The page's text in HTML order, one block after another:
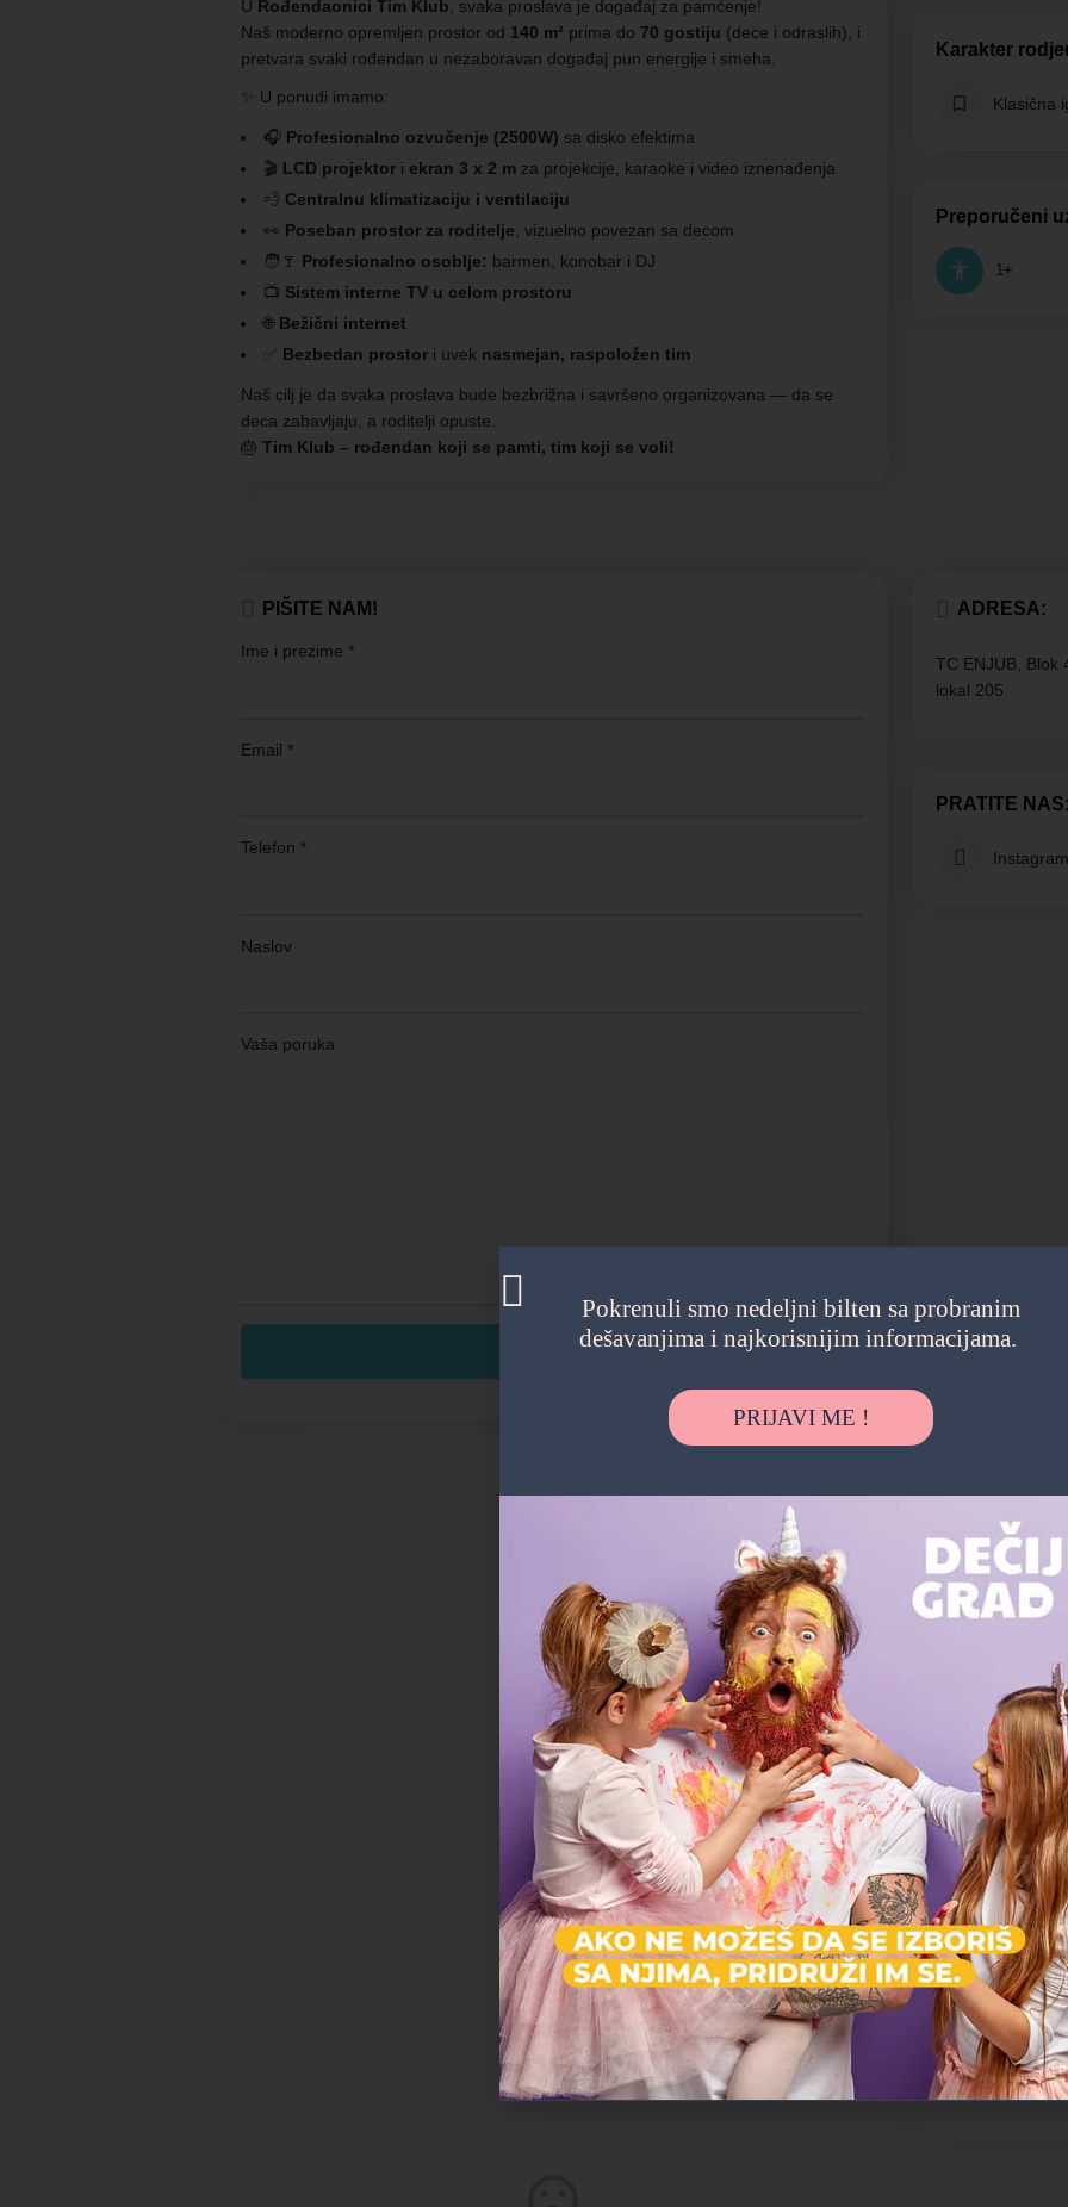
U Rođendaonici Tim Klub , svaka proslava je događaj za pamćenje!
Naš moderno opremljen prostor od 140 m² prima do 70 gostiju (dece i odraslih), i
pretvara svaki rođendan u nezaboravan događaj pun energije i smeha.
✨ U ponudi imamo:
🎧 Profesionalno ozvučenje (2500W) sa disko efektima
🎬 LCD projektor i ekran 3 x 2 m za projekcije, karaoke i video iznenađenja
💨 Centralnu klimatizaciju i ventilaciju
👀 Poseban prostor za roditelje , vizuelno povezan sa decom
🧑‍🍸 Profesionalno osoblje: barmen, konobar i DJ
📺 Sistem interne TV u celom prostoru
🌐 Bežični internet
Bezbedan prostor i uvek nasmejan, raspoložen tim
Naš cilj je da svaka proslava bude bezbrižna i savršeno organizovana — da se
deca zabavljaju, a roditelji opuste.
🎂 Tim Klub – rođendan koji se pamti, tim koji se voli!
Karakter
Klasična
Preporučeni
1+
PIŠITE NAM!
Ime i prezime *
Email *
Telefon *
Naslov
Vaša poruka
ADRESA:
TC ENJUB, Blok
lokal 205
PRATITE NAS:
Instagram
Dodaj
Morate biti
Pokrenuli smo nedeljni bilten sa probranim
dešavanjima i najkorisnijim informacijama.
PRIJAVI ME !